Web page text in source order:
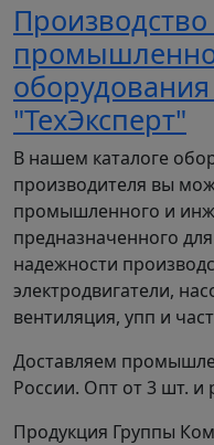
"ТехЭксперт"
В нашем каталоге
производителя вы
промышленного и
предназначенного
надежности
электродвигатели,
вентиляция, упп и
Доставляем
России. Опт от 3 шт. и
Продукция Группы